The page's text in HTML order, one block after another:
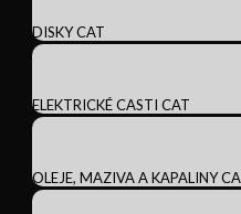
DISKY CAT
ELEKTRICKÉ CASTI CAT
OLEJE, MAZIVA A KAPALINY